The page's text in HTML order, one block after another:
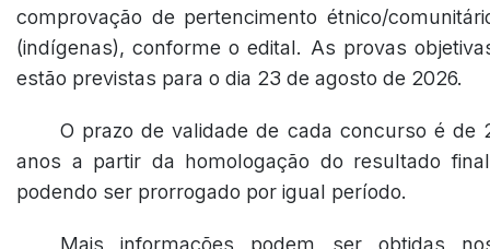
comprovação de pertencimento étnico/
(indígenas), conforme o edital. As provas
estão previstas para o dia 23 de agosto de 2026.
O prazo de validade de cada concurso é de
anos a partir da homologação do resultado
podendo ser prorrogado por igual período.
Mais informações podem ser obtidas